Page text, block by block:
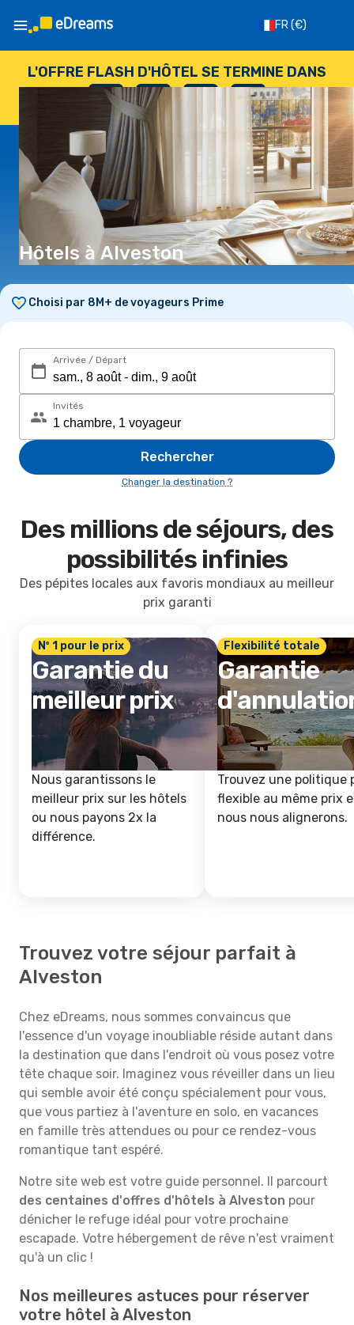
FR(€)
L'OFFRE FLASH D'HÔTEL SE TERMINE DANS
--
JOURS
: --
HEURES
: --
SECONDES
Hôtels à Alveston
Choisi par 8M+ de voyageurs Prime
Arrivée / Départ
Invités
Rechercher
Changer la destination ?
Des millions de séjours, des
possibilités infinies
Des pépites locales aux favoris mondiaux au meilleur
prix garanti
Nº 1 pour le prix
Garantie du
meilleur prix
Nous garantissons le
meilleur prix sur les hôtels
ou nous payons 2x la
différence.
Flexibilité totale
Garantie
Trouvez une politique
flexible au même prix
nous nous alignerons.
Trouvez votre séjour parfait à
Alveston
Chez eDreams, nous sommes convaincus que
l'essence d'un voyage inoubliable réside autant dans
la destination que dans l'endroit où vous posez votre
tête chaque soir. Imaginez vous réveiller dans un lieu
qui semble avoir été conçu spécialement pour vous,
que vous partiez à l'aventure en solo, en vacances
en famille très attendues ou pour ce rendez-vous
romantique tant espéré.
Notre site web est votre guide personnel. Il parcourt
des centaines d'offres d'hôtels à Alveston pour
dénicher le refuge idéal pour votre prochaine
escapade. Votre hébergement de rêve n'est vraiment
qu'à un clic !
Nos meilleures astuces pour réserver
votre hôtel à Alveston